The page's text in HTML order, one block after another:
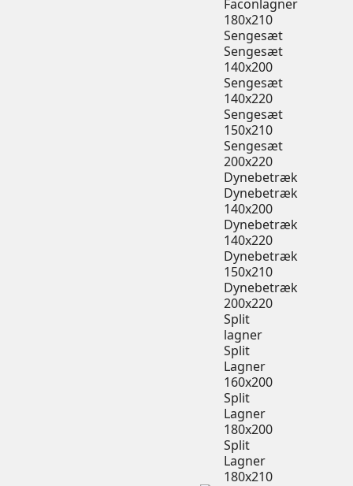
Faconlagner
180x210
Sengesæt
Sengesæt
140x200
Sengesæt
140x220
Sengesæt
150x210
Sengesæt
200x220
Dynebetræk
Dynebetræk
140x200
Dynebetræk
140x220
Dynebetræk
150x210
Dynebetræk
200x220
Split
lagner
Split
Lagner
160x200
Split
Lagner
180x200
Split
Lagner
180x210